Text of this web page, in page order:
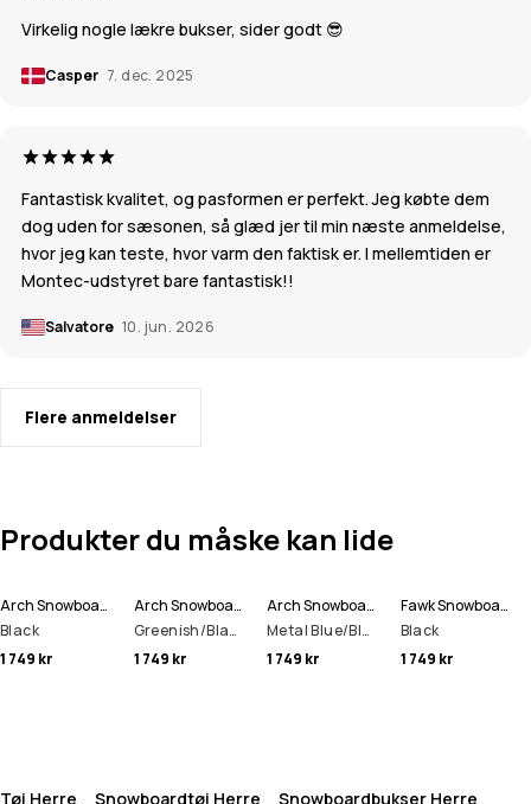
Virkelig nogle lækre bukser, sider godt 😎
Casper 7. dec. 2025
Fantastisk kvalitet, og pasformen er perfekt. Jeg købte dem
dog uden for sæsonen, så glæd jer til min næste anmeldelse,
hvor jeg kan teste, hvor varm den faktisk er. I mellemtiden er
Montec-udstyret bare fantastisk!!
Salvatore 10. jun. 2026
Flere anmeldelser
Produkter du måske kan lide
Arch Snowboard Bukser Herre
Black
1 749 kr
Arch Snowboard Bukser Herre
Greenish/Black
1 749 kr
Arch Snowboard Bukser Herre
Metal Blue/Black
1 749 kr
Fawk Snowboard Bukser Herre
Black
1 749 kr
Tøj Herre Snowboardtøj Herre Snowboardbukser Herre